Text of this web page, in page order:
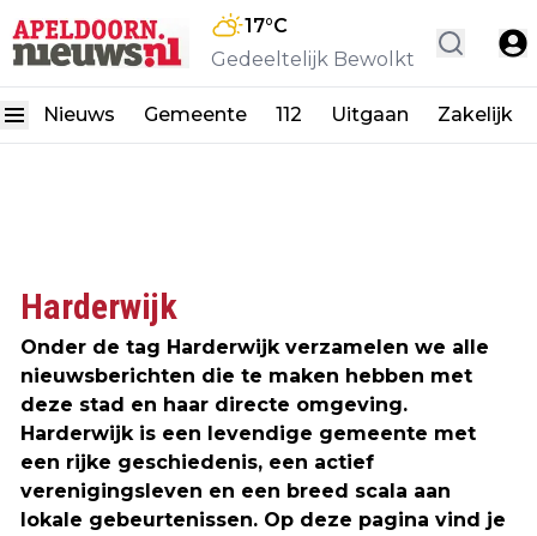
17°C
Gedeeltelijk Bewolkt
Nieuws Gemeente 112 Uitgaan Zakelijk
Harderwijk
Onder de tag Harderwijk verzamelen we alle
nieuwsberichten die te maken hebben met
deze stad en haar directe omgeving.
Harderwijk is een levendige gemeente met
een rijke geschiedenis, een actief
verenigingsleven en een breed scala aan
lokale gebeurtenissen. Op deze pagina vind je